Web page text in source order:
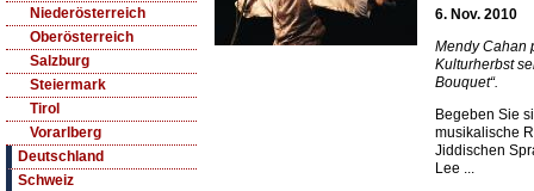
Niederösterreich
Oberösterreich
Salzburg
Steiermark
Tirol
Vorarlberg
Deutschland
Schweiz
6. Nov. 2010
Mendy Cahan
Kulturherbst
Bouquet“.
Begeben Sie
musikalische
Jiddischen
Lee ...